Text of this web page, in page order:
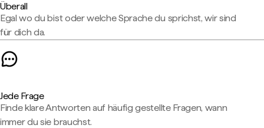
Überall
Egal wo du bist oder welche Sprache du sprichst, wir sind
für dich da.
Jede Frage
Finde klare Antworten auf häufig gestellte Fragen, wann
immer du sie brauchst.